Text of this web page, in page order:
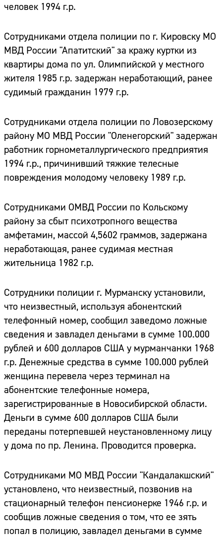
человек 1994 г.р.
Сотрудниками отдела полиции по г. Кировску МО
МВД России "Апатитский" за кражу куртки из
квартиры дома по ул. Олимпийской у местного
жителя 1985 г.р. задержан неработающий, ранее
судимый гражданин 1979 г.р.
Сотрудниками отдела полиции по Ловозерскому
району МО МВД России "Оленегорский" задержан
работник горнометаллургического предприятия
1994 г.р., причинивший тяжкие телесные
повреждения молодому человеку 1989 г.р.
Сотрудниками ОМВД России по Кольскому
району за сбыт психотропного вещества
амфетамин, массой 4,5602 граммов, задержана
неработающая, ранее судимая местная
жительница 1982 г.р.
Сотрудники полиции г. Мурманску установили,
что неизвестный, используя абонентский
телефонный номер, сообщил заведомо ложные
сведения и завладел деньгами в сумме 100.000
рублей и 600 долларов США у мурманчанки 1968
г.р. Денежные средства в сумме 100.000 рублей
женщина перевела через терминал на
абонентские телефонные номера,
зарегистрированные в Новосибирской области.
Деньги в сумме 600 долларов США были
переданы потерпевшей неустановленному лицу
у дома по пр. Ленина. Проводится проверка.
Сотрудниками МО МВД России "Кандалакшский"
установлено, что неизвестный, позвонив на
стационарный телефон пенсионерке 1946 г.р. и
сообщив ложные сведения о том, что ее зять
попал в полицию, завладел деньгами в сумме